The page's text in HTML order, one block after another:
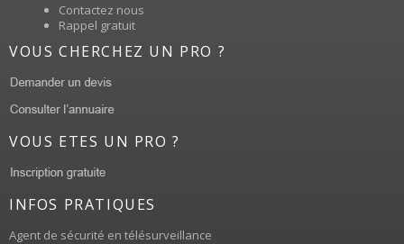
Contactez nous
Rappel gratuit
VOUS CHERCHEZ UN PRO ?
VOUS ETES UN PRO ?
INFOS PRATIQUES
Agent de sécurité en télésurveillance